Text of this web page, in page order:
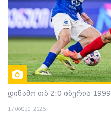
დინამო თბ 2:0 იბერია 1999
17 მაისი. 2026